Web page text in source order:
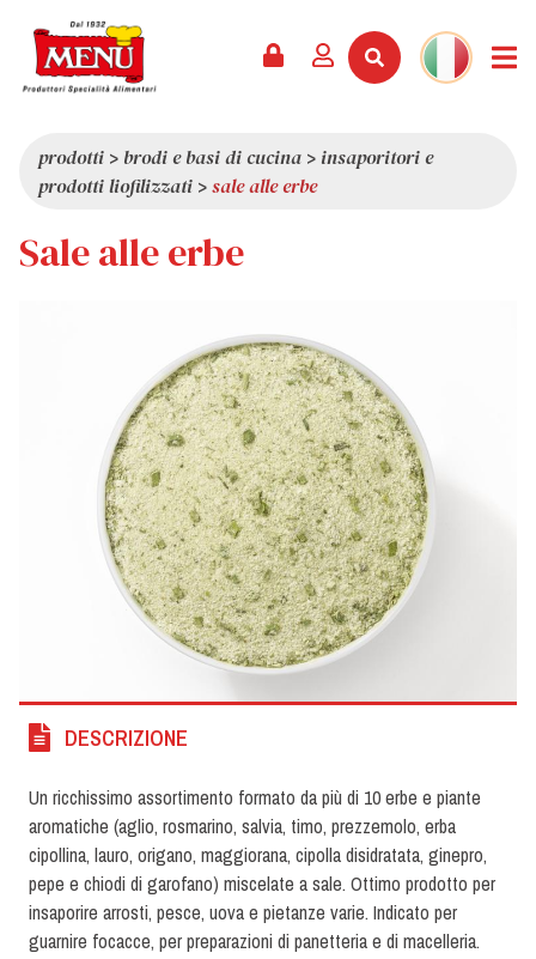
CATALOGO
SERVIZI
ULTIME NOVITÀ
PREMI
RASSEGNA STAMPA
CHI SIAMO
QUALITÀ
VALORI
LAVORA CON NOI
prodotti > brodi e basi di cucina > insaporitori e
prodotti liofilizzati >sale alle erbe
Sale alle erbe
DESCRIZIONE
Un ricchissimo assortimento formato da più di 10 erbe e piante
aromatiche (aglio, rosmarino, salvia, timo, prezzemolo, erba
cipollina, lauro, origano, maggiorana, cipolla disidratata, ginepro,
pepe e chiodi di garofano) miscelate a sale. Ottimo prodotto per
insaporire arrosti, pesce, uova e pietanze varie. Indicato per
guarnire focacce, per preparazioni di panetteria e di macelleria.